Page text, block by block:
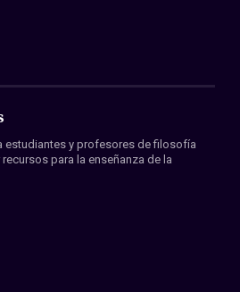
estudiantes y profesores de filosofía
para la enseñanza de la